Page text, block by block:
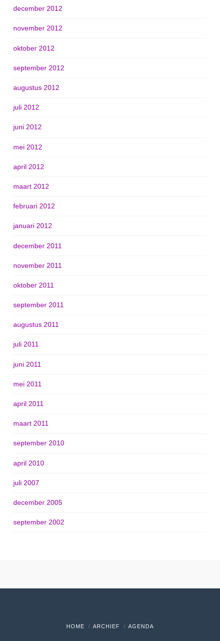
december 2012
november 2012
oktober 2012
september 2012
augustus 2012
juli 2012
juni 2012
mei 2012
april 2012
maart 2012
februari 2012
januari 2012
december 2011
november 2011
oktober 2011
september 2011
augustus 2011
juli 2011
juni 2011
mei 2011
april 2011
maart 2011
september 2010
april 2010
juli 2007
december 2005
september 2002
HOME ARCHIEF AGENDA